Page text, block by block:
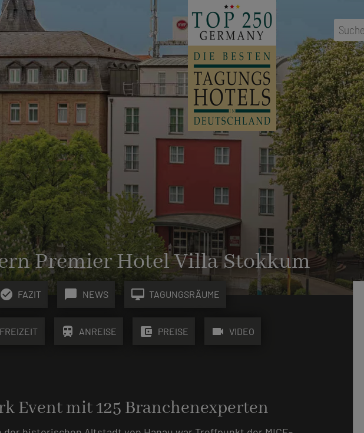
Premier Hotel Villa Stokkum
check_circle FAZIT chat_bubble NEWS desktop_mac TAGUNGSRÄUME
train ANREISE account_balance_wallet PREISE videocam VIDEO
Event mit 125 Branchenexperten